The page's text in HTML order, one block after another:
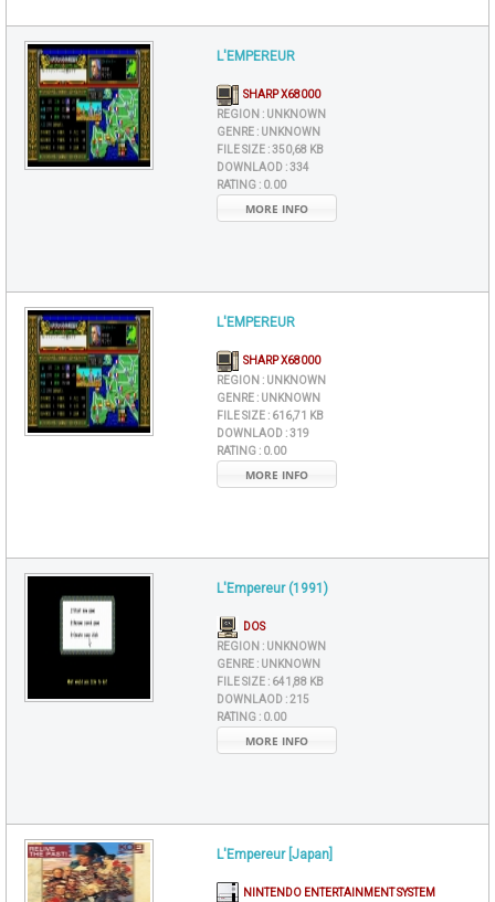
L'EMPEREUR
SHARP X68000
REGION : UNKNOWN
GENRE : UNKNOWN
FILE SIZE :350,68 KB
DOWNLAOD :334
RATING : 0.00
MORE INFO
L'EMPEREUR
SHARP X68000
REGION : UNKNOWN
GENRE : UNKNOWN
FILE SIZE : 616,71 KB
DOWNLAOD :319
RATING : 0.00
MORE INFO
L'Empereur (1991)
DOS
REGION : UNKNOWN
GENRE : UNKNOWN
FILE SIZE : 641,88 KB
DOWNLAOD :215
RATING : 0.00
MORE INFO
L'Empereur [Japan]
NINTENDO ENTERTAINMENT SYSTEM